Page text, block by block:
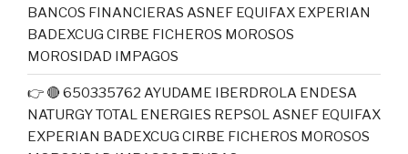
BANCOS FINANCIERAS ASNEF EQUIFAX EXPERIAN
BADEXCUG CIRBE FICHEROS MOROSOS
MOROSIDAD IMPAGOS
👉 🔴 650335762 AYUDAME IBERDROLA ENDESA
NATURGY TOTAL ENERGIES REPSOL ASNEF EQUIFAX
EXPERIAN BADEXCUG CIRBE FICHEROS MOROSOS